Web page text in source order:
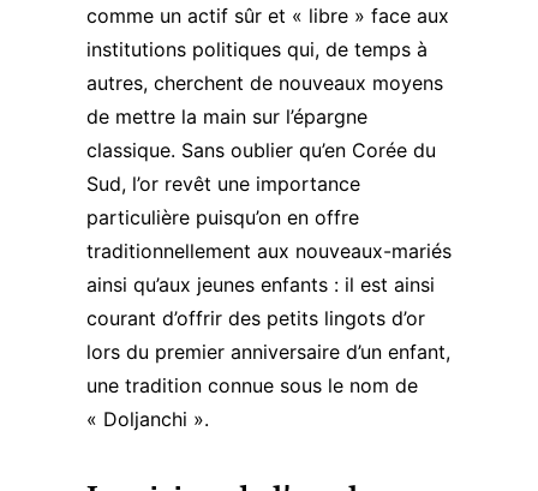
comme un actif sûr et « libre » face aux
institutions politiques qui, de temps à
autres, cherchent de nouveaux moyens
de mettre la main sur l’épargne
classique. Sans oublier qu’en Corée du
Sud, l’or revêt une importance
particulière puisqu’on en offre
traditionnellement aux nouveaux-mariés
ainsi qu’aux jeunes enfants : il est ainsi
courant d’offrir des petits lingots d’or
lors du premier anniversaire d’un enfant,
une tradition connue sous le nom de
« Doljanchi ».